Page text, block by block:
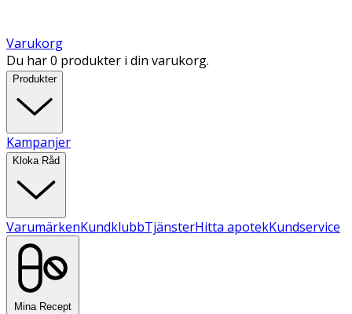
Varukorg
Du har 0 produkter i din varukorg.
Produkter
Kampanjer
Kloka Råd
VarumärkenKundklubbTjänsterHitta apotekKundservice
Mina Recept